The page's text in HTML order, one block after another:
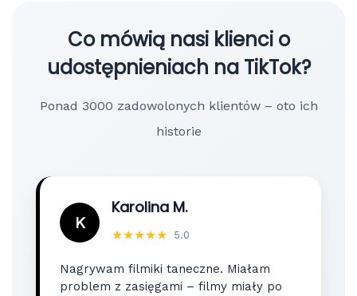
Co mówią nasi klienci o
udostępnieniach na TikTok?
Ponad 3000 zadowolonych klientów – oto ich
historie
K
Karolina M.
★★★★★ 5.0
Nagrywam filmiki taneczne. Miałam
problem z zasięgami – filmy miały po